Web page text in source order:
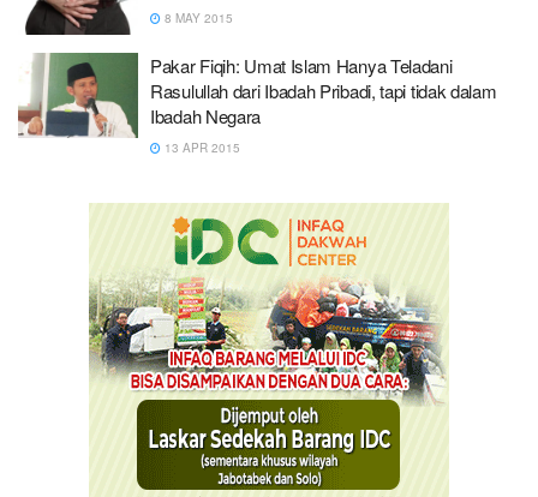
8 MAY 2015
Pakar Fiqih: Umat Islam Hanya Teladani
Rasulullah dari Ibadah Pribadi, tapi tidak dalam
Ibadah Negara
13 APR 2015